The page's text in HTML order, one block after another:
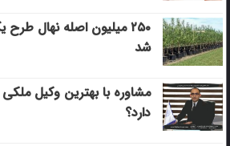
۲۵۰ میلیون اصله نهال
شد
مشاوره با بهترین وکیل ملکی
دارد؟